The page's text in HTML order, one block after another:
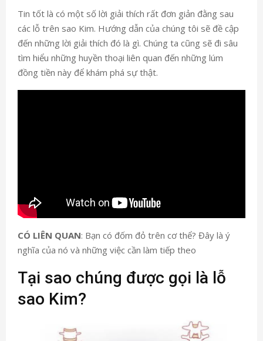
Tin tốt là có một số lời giải thích rất đơn giản đằng sau
các lỗ trên sao Kim. Hướng dẫn của chúng tôi sẽ đề cập
đến những lời giải thích đó là gì. Chúng ta cũng sẽ đi sâu
tìm hiểu những huyền thoại liên quan đến những lúm
đồng tiền này để khám phá sự thật.
CÓ LIÊN QUAN: Bạn có đốm đỏ trên cơ thể? Đây là ý
nghĩa của nó và những việc cần làm tiếp theo
Tại sao chúng được gọi là lỗ
sao Kim?